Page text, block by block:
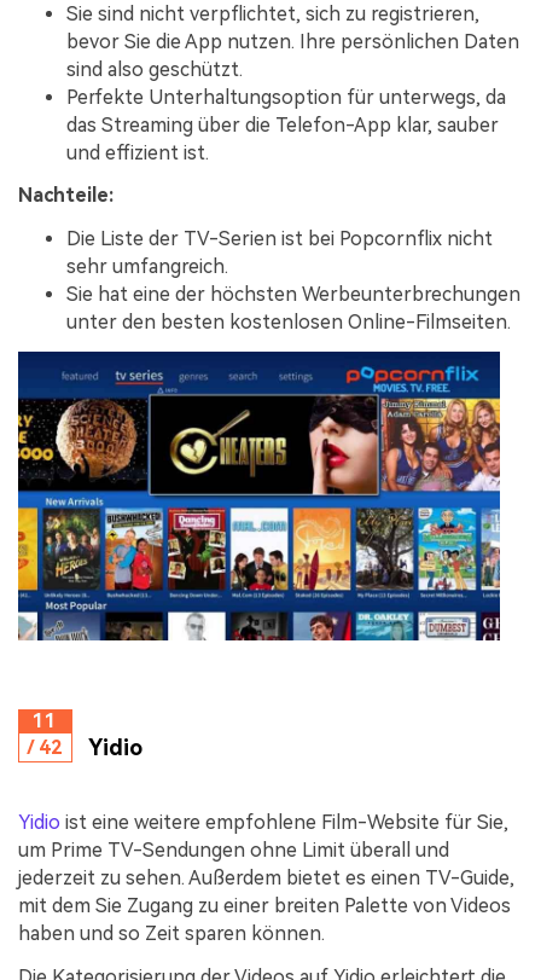
Sie sind nicht verpflichtet, sich zu registrieren,
bevor Sie die App nutzen. Ihre persönlichen Daten
sind also geschützt.
Perfekte Unterhaltungsoption für unterwegs, da
das Streaming über die Telefon-App klar, sauber
und effizient ist.
Nachteile:
Die Liste der TV-Serien ist bei Popcornflix nicht
sehr umfangreich.
Sie hat eine der höchsten Werbeunterbrechungen
unter den besten kostenlosen Online-Filmseiten.
11
/ 42
Yidio
Yidio ist eine weitere empfohlene Film-Website für Sie,
um Prime TV-Sendungen ohne Limit überall und
jederzeit zu sehen. Außerdem bietet es einen TV-Guide,
mit dem Sie Zugang zu einer breiten Palette von Videos
haben und so Zeit sparen können.